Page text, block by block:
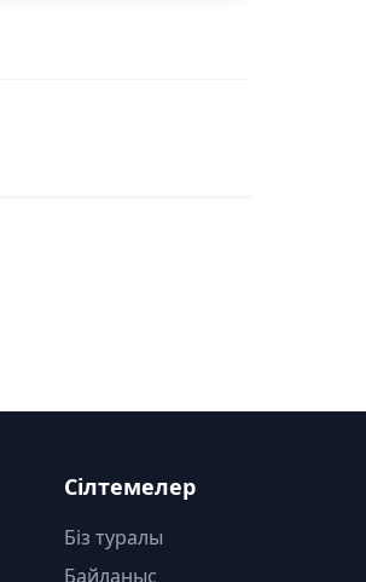
Сілтемелер
Біз туралы
Байланыс